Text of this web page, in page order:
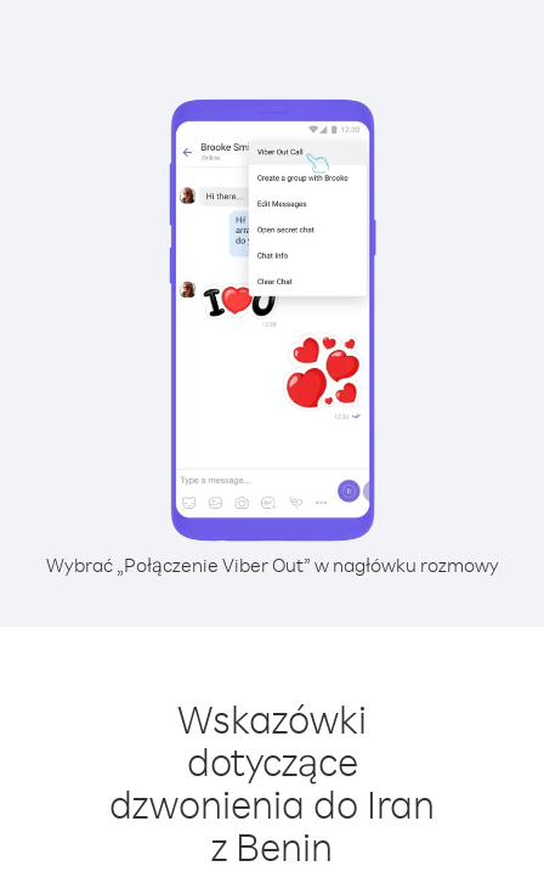
Wybrać „Połączenie Viber Out” w nagłówku rozmowy
Wskazówki
dotyczące
dzwonienia do Iran
z Benin